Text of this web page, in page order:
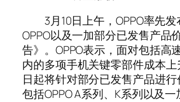
3月10日上午，OPPO率先发
OPPO以及一加部分已发售产品
告》。OPPO表示，面对包括高
内的多项手机关键零部件成本上
日起将针对部分已发售产品进行
包括OPPO A系列、K系列以及一